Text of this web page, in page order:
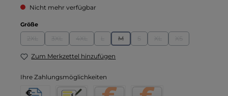
Nicht mehr verfügbar
Größeauswählen
(Diese Option ist zurzeit nicht verfügbar.)
(Diese Option ist zurzeit nicht verfügbar.)
(Diese Option ist zurzeit nicht verfügbar.)
(Diese Option ist zurzeit nicht verfügbar.)
M
(Diese Option ist zurzeit nicht
Zum Merkzettel hinzufügen
Ihre Zahlungsmöglichkeiten